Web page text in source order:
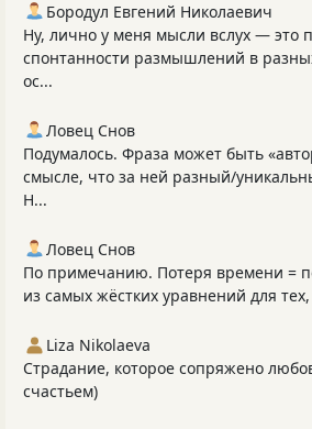
Бородул Евгений Николаевич
Ну, лично у меня мысли вслух — это
спонтанности размышлений в
ос...
Ловец Снов
Подумалось. Фраза может быть
смысле, что за ней разный/
Н...
Ловец Снов
По примечанию. Потеря времени =
из самых жёстких уравнений для
Liza Nikolaeva
Страдание, которое сопряжено
счастьем)